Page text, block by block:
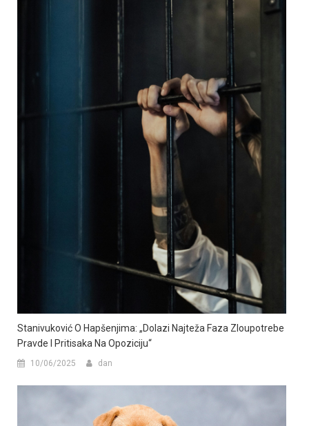
Stanivuković O Hapšenjima: „Dolazi Najteža Faza Zloupotrebe
Pravde I Pritisaka Na Opoziciju“
10/06/2025 dan